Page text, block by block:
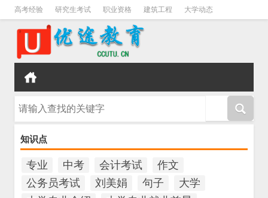
高考经验 研究生考试 职业资格 建筑工程 大学动态
会计考试 教师资格 公务员考试 中考
知识点
专业 中考 会计考试
作文
公务员考试
刘美娟 句子
大学